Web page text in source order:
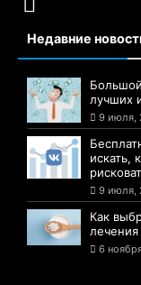
Недавние
лучших
9 июля,
искать,
9 июля,
Как
6